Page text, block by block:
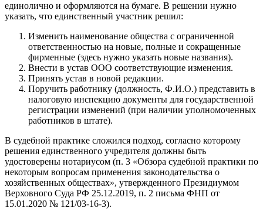
единолично и оформляются на бумаге. В решении нужно
указать, что единственный участник решил:
Изменить наименование общества с ограниченной
ответственностью на новые, полные и сокращенные
фирменные (здесь нужно указать новые названия).
Внести в устав ООО соответствующие изменения.
Принять устав в новой редакции.
Поручить работнику (должность, Ф.И.О.) представить в
налоговую инспекцию документы для государственной
регистрации изменений (при наличии уполномоченных
работников в штате).
В судебной практике сложился подход, согласно которому
решения единственного учредителя должны быть
удостоверены нотариусом (п. 3 «Обзора судебной практики по
некоторым вопросам применения законодательства о
хозяйственных обществах», утвержденного Президиумом
Верховного Суда РФ 25.12.2019, п. 2 письма ФНП от
15.01.2020 № 121/03-16-3).